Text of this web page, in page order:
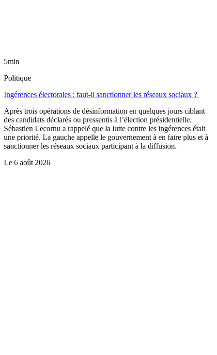
5min
Politique
Ingérences électorales : faut-il sanctionner les réseaux sociaux ?
Après trois opérations de désinformation en quelques jours ciblant
des candidats déclarés ou pressentis à l’élection présidentielle,
Sébastien Lecornu a rappelé que la lutte contre les ingérences était
une priorité. La gauche appelle le gouvernement à en faire plus et à
sanctionner les réseaux sociaux participant à la diffusion.
Le 6 août 2026